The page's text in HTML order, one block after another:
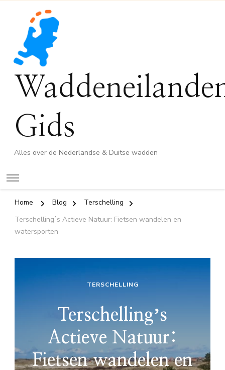
Gids
Alles over de Nederlandse & Duitse wadden
Home Blog
Terschelling
Terschellingʼs Actieve Natuur: Fietsen wandelen en
watersporten
TERSCHELLING
Terschellingʼs
Actieve Natuur:
Fietsen wandelen en